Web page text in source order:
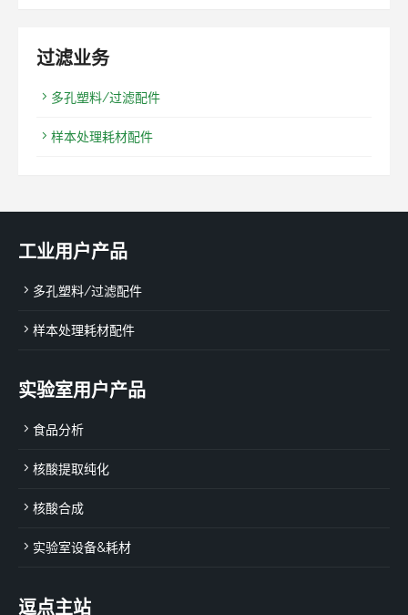
过滤业务
多孔塑料/过滤配件
样本处理耗材配件
工业用户产品
多孔塑料/过滤配件
样本处理耗材配件
实验室用户产品
食品分析
核酸提取纯化
核酸合成
实验室设备&耗材
逗点主站